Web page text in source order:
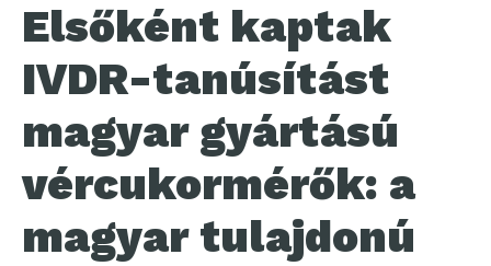
Elsőként kaptak
IVDR-tanúsítást
magyar gyártású
vércukormérők: a
magyar tulajdonú